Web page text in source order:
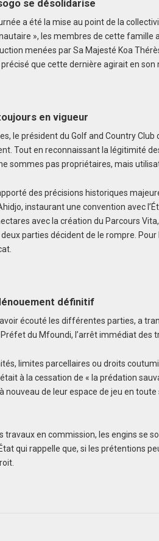
se désolidarise
a été la mise au point de la
», les membres de cette
menées par Sa Majesté Koa
que cette dernière agirait en
en vigueur
le président du Golf and Country
Tout en reconnaissant la légitimité
sommes pas propriétaires, mais
des précisions historiques
instaurant une convention avec
avec la création du Parcours
parties décident de le rompre.
définitif
écouté les différentes parties, a
Préfet du Mfoundi, l’arrêt immédiat
limites parcellaires ou droits
à la cessation de « la prédation
nouveau de leur espace de jeu en
travaux en commission, les engins se
qui rappelle que, si les prétentions